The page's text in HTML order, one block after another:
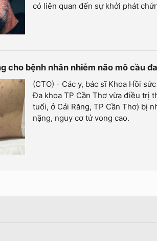
có liên quan đến sự khởi phát
cho bệnh nhân nhiễm não mô cầu
(CTO) - Các y, bác sĩ Khoa Hồi
Đa khoa TP Cần Thơ vừa điều trị
tuổi, ở Cái Răng, TP Cần Thơ) bị
nặng, nguy cơ tử vong cao.